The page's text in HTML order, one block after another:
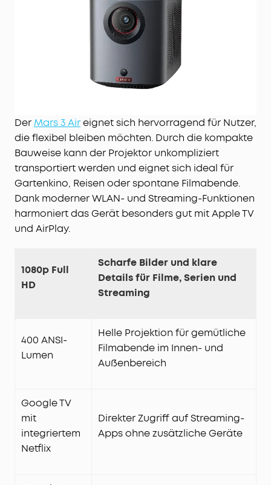
Hindernisvermeidung in nur 3 Sekunden erledigt.
DerMars 3 Aireignet sich hervorragend für Nutzer,
die flexibel bleiben möchten. Durch die kompakte
Bauweise kann der Projektor unkompliziert
transportiert werden und eignet sich ideal für
Gartenkino, Reisen oder spontane Filmabende.
Dank moderner WLAN- und Streaming-Funktionen
harmoniert das Gerät besonders gut mit Apple TV
und AirPlay.
1080p Full
HD
Scharfe Bilder und klare
Details für Filme, Serien und
Streaming
400 ANSI-
Lumen
Helle Projektion für gemütliche
Filmabende im Innen- und
Außenbereich
Google TV
mit
integriertem
Netflix
Direkter Zugriff auf Streaming-
Apps ohne zusätzliche Geräte